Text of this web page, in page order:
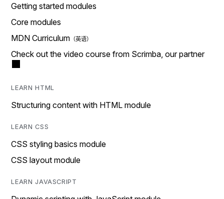
Getting started modules
Core modules
MDN Curriculum
Check out the video course from Scrimba, our partner
LEARN HTML
Structuring content with HTML module
LEARN CSS
CSS styling basics module
CSS layout module
LEARN JAVASCRIPT